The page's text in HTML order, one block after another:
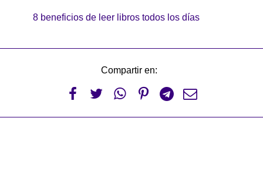
8 beneficios de leer libros todos los días
Compartir en:
     